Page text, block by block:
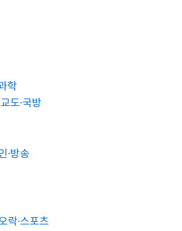
학
도·국방
·방송
락·스포츠